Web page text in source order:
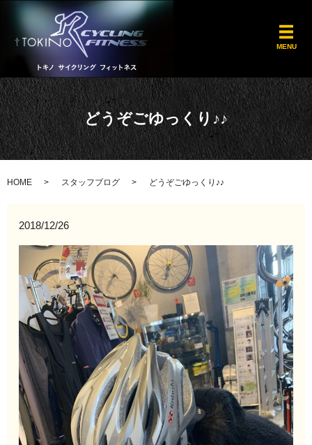
MENU
どうぞごゆっくり♪♪
HOME スタッフブログ どうぞごゆっくり♪♪
2018/12/26